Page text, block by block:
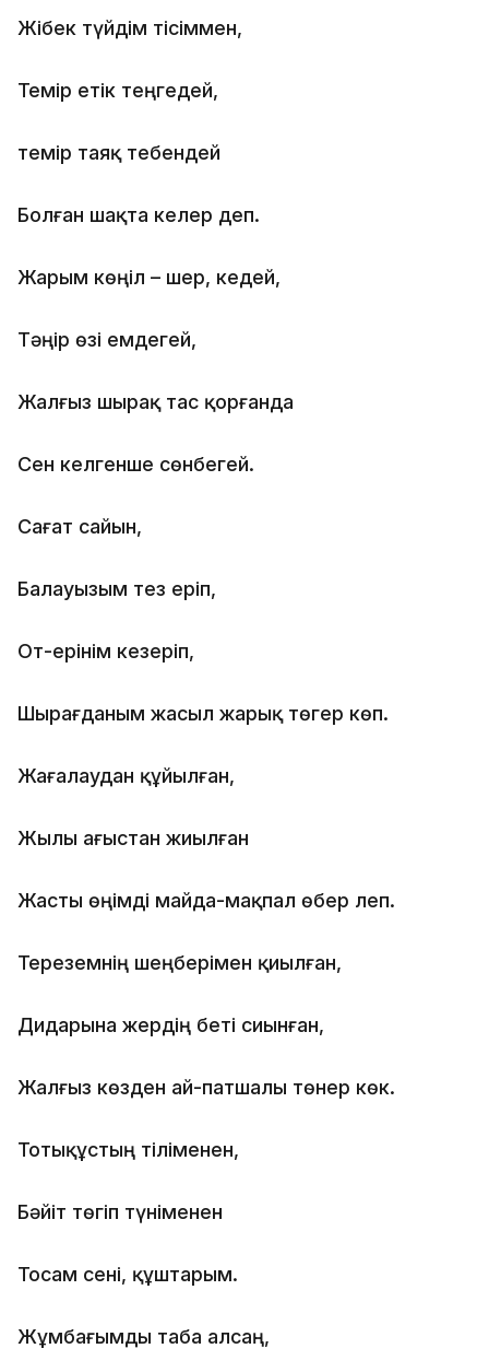
Жібек түйдім тісіммен,
Темір етік теңгедей,
темір таяқ тебендей
Болған шақта келер деп.
Жарым көңіл – шер, кедей,
Тәңір өзі емдегей,
Жалғыз шырақ тас қорғанда
Сен келгенше сөнбегей.
Сағат сайын,
Балауызым тез еріп,
От-ерінім кезеріп,
Шырағданым жасыл жарық төгер көп.
Жағалаудан құйылған,
Жылы ағыстан жиылған
Жасты өңімді майда-мақпал өбер леп.
Тереземнің шеңберімен қиылған,
Дидарына жердің беті сиынған,
Жалғыз көзден ай-патшалы төнер көк.
Тотықұстың тіліменен,
Бәйіт төгіп түніменен
Тосам сені, құштарым.
Жұмбағымды таба алсаң,